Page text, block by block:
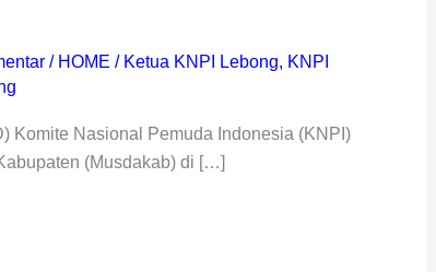
/ HOME / Ketua KNPI Lebong, KNPI
Komite Nasional Pemuda Indonesia (KNPI)
(Musdakab) di […]